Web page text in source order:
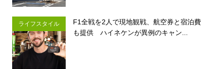
ライフスタイル
F1全戦を2人で現地観戦、航空券と宿泊費
も提供 ハイネケンが異例のキャン...